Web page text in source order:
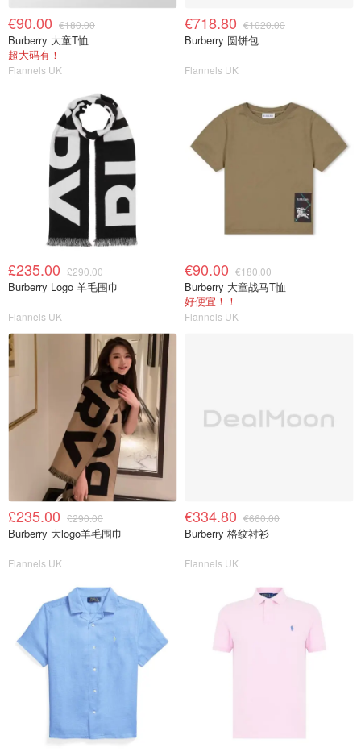
€90.00 €180.00
Burberry 大童T恤
超大码有！
Flannels UK
€718.80 €1020.00
Burberry 圆饼包
Flannels UK
£235.00 £290.00
Burberry Logo 羊毛围巾
Flannels UK
€90.00 €180.00
Burberry 大童战马T恤
好便宜！！
Flannels UK
£235.00 £290.00
Burberry 大logo羊毛围巾
Flannels UK
€334.80 €660.00
Burberry 格纹衬衫
Flannels UK